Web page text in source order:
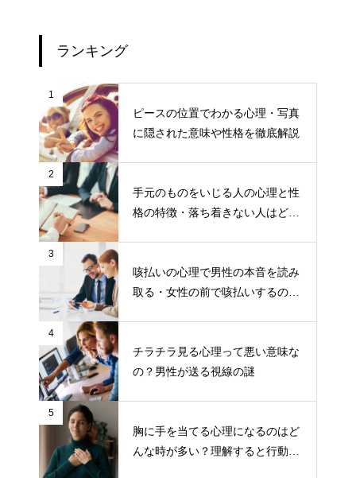
ランキング
1
ピースの位置でわかる心理・写真
に隠された意味や性格を徹底解説
2
手元のものをいじる人の心理と性
格の特徴・落ち着きない人はどう
3
咳払いの心理で男性の本音を読み
取る・女性の前で咳払いするのは
4
チラチラ見る心理って悪い意味な
の？男性が送る視線の謎
5
胸に手を当てる心理になるのはど
んな時が多い？理解すると行動し